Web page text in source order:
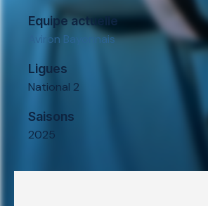
Equipe actuelle
Aviron Bayonnais
Ligues
National 2
Saisons
2025